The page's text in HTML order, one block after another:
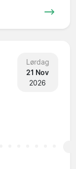
Lørdag
21 Nov
2026